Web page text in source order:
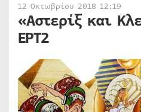
12 Οκτωβρίου 2018 12:19
«Αστερίξ και
ΕΡΤ2